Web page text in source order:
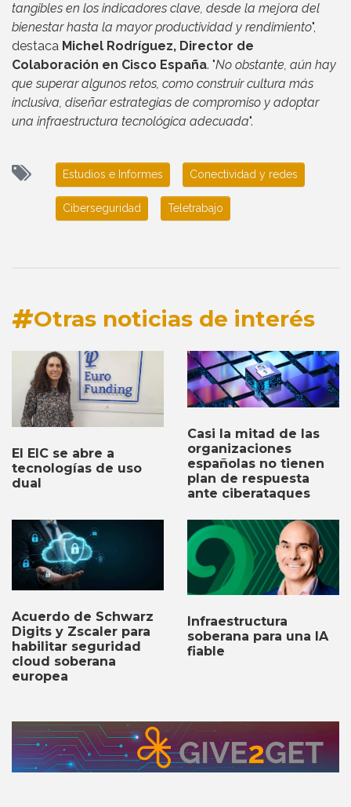
tangibles en los indicadores clave, desde la mejora del
bienestar hasta la mayor productividad y rendimiento",
destaca Michel Rodríguez, Director de
Colaboración en Cisco España. "No obstante, aún hay
que superar algunos retos, como construir cultura más
inclusiva, diseñar estrategias de compromiso y adoptar
una infraestructura tecnológica adecuada".
Estudios e Informes Conectividad y redes
Ciberseguridad Teletrabajo
Otras noticias de interés
El EIC se abre a
tecnologías de uso
dual
Casi la mitad de las
organizaciones
españolas no tienen
plan de respuesta
ante ciberataques
Acuerdo de Schwarz
Digits y Zscaler para
habilitar seguridad
cloud soberana
europea
Infraestructura
soberana para una IA
fiable